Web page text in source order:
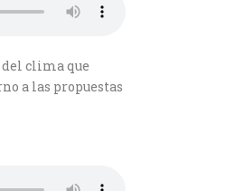
del clima que
a las propuestas